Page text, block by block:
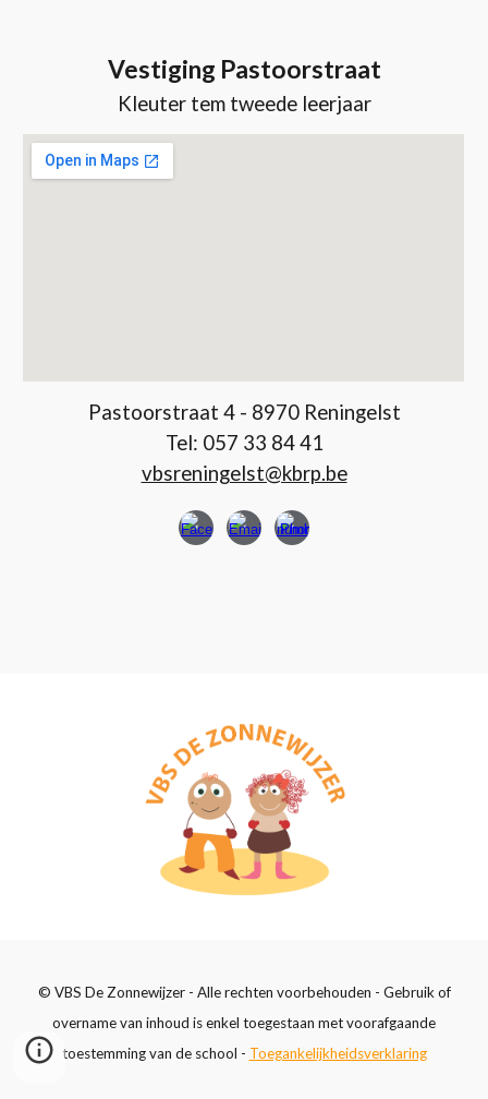
Vestiging Pastoorstraat
Kleuter tem tweede leerjaar
Pastoorstraat 4 - 8970 Reningelst
Tel: 057 33 84 41
vbsreningelst@kbrp.be
© VBS De Zonnewijzer - Alle rechten voorbehouden - Gebruik of
overname van inhoud is enkel toegestaan met voorafgaande
toestemming van de school - Toegankelijkheidsverklaring